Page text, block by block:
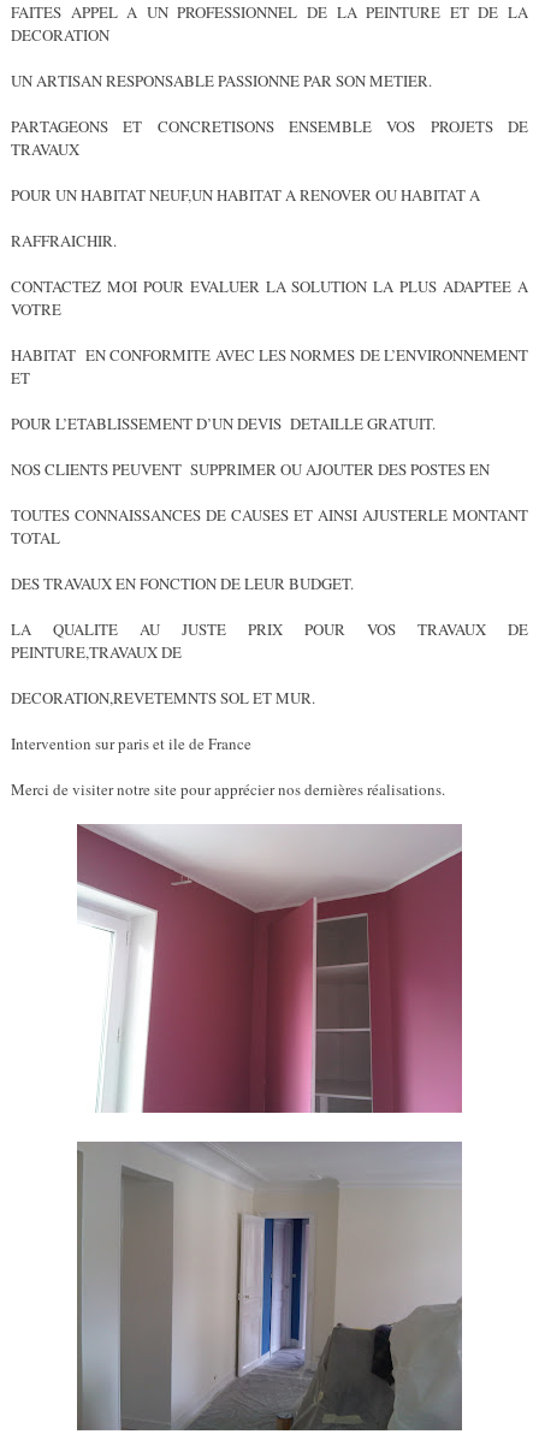
FAITES APPEL A UN PROFESSIONNEL DE LA PEINTURE ET DE LA
DECORATION
UN ARTISAN RESPONSABLE PASSIONNE PAR SON METIER.
PARTAGEONS ET CONCRETISONS ENSEMBLE VOS PROJETS DE
TRAVAUX
POUR UN HABITAT NEUF,UN HABITAT A RENOVER OU HABITAT A
RAFFRAICHIR.
CONTACTEZ MOI POUR EVALUER LA SOLUTION LA PLUS ADAPTEE A
VOTRE
HABITAT EN CONFORMITE AVEC LES NORMES DE L’ENVIRONNEMENT
ET
POUR L’ETABLISSEMENT D’UN DEVIS DETAILLE GRATUIT.
NOS CLIENTS PEUVENT SUPPRIMER OU AJOUTER DES POSTES EN
TOUTES CONNAISSANCES DE CAUSES ET AINSI AJUSTERLE MONTANT
TOTAL
DES TRAVAUX EN FONCTION DE LEUR BUDGET.
LA QUALITE AU JUSTE PRIX POUR VOS TRAVAUX DE
PEINTURE,TRAVAUX DE
DECORATION,REVETEMNTS SOL ET MUR.
Intervention sur paris et ile de France
Merci de visiter notre site pour apprécier nos dernières réalisations.